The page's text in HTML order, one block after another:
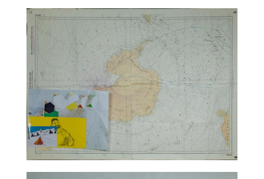
TALC02-09 – Jean-Marie Appriou